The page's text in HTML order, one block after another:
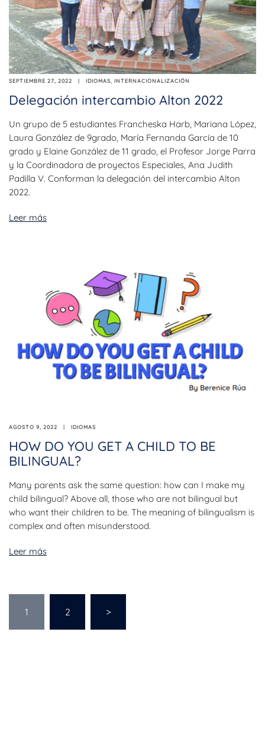
SEPTIEMBRE 27, 2022 IDIOMAS INTERNACIONALIZACIÓN
Delegación intercambio Alton 2022
Un grupo de 5 estudiantes Francheska Harb, Mariana López,
Laura González de 9grado, María Fernanda García de 10
grado y Elaine González de 11 grado, el Profesor Jorge Parra
y la Coordinadora de proyectos Especiales, Ana Judith
Padilla V. Conforman la delegación del intercambio Alton
2022.
Leer más
AGOSTO 9, 2022 IDIOMAS
HOW DO YOU GET A CHILD TO BE
BILINGUAL?
Many parents ask the same question: how can I make my
child bilingual? Above all, those who are not bilingual but
who want their children to be. The meaning of bilingualism is
complex and often misunderstood.
Leer más
1 2 >